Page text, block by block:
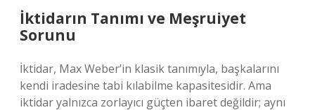
İktidarın Tanımı ve Meşruiyet
Sorunu
İktidar, Max Weber’in klasik tanımıyla, başkalarını
kendi iradesine tabi kılabilme kapasitesidir. Ama
iktidar yalnızca zorlayıcı güçten ibaret değildir; aynı